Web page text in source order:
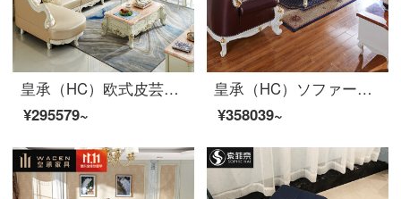
皇承（HC）欧式皮芸ソファ家具セット実木回転角ソファ913宮廷·欧式回転角ソファ1+3+貴妃+レジャーチェア*2
¥295579~
皇承（HC）ソファー欧式実木ソファリビング家具本革ソファ123セット827洋室の大型ソファーシングル+二人+四人【パールホワイト】
¥358039~